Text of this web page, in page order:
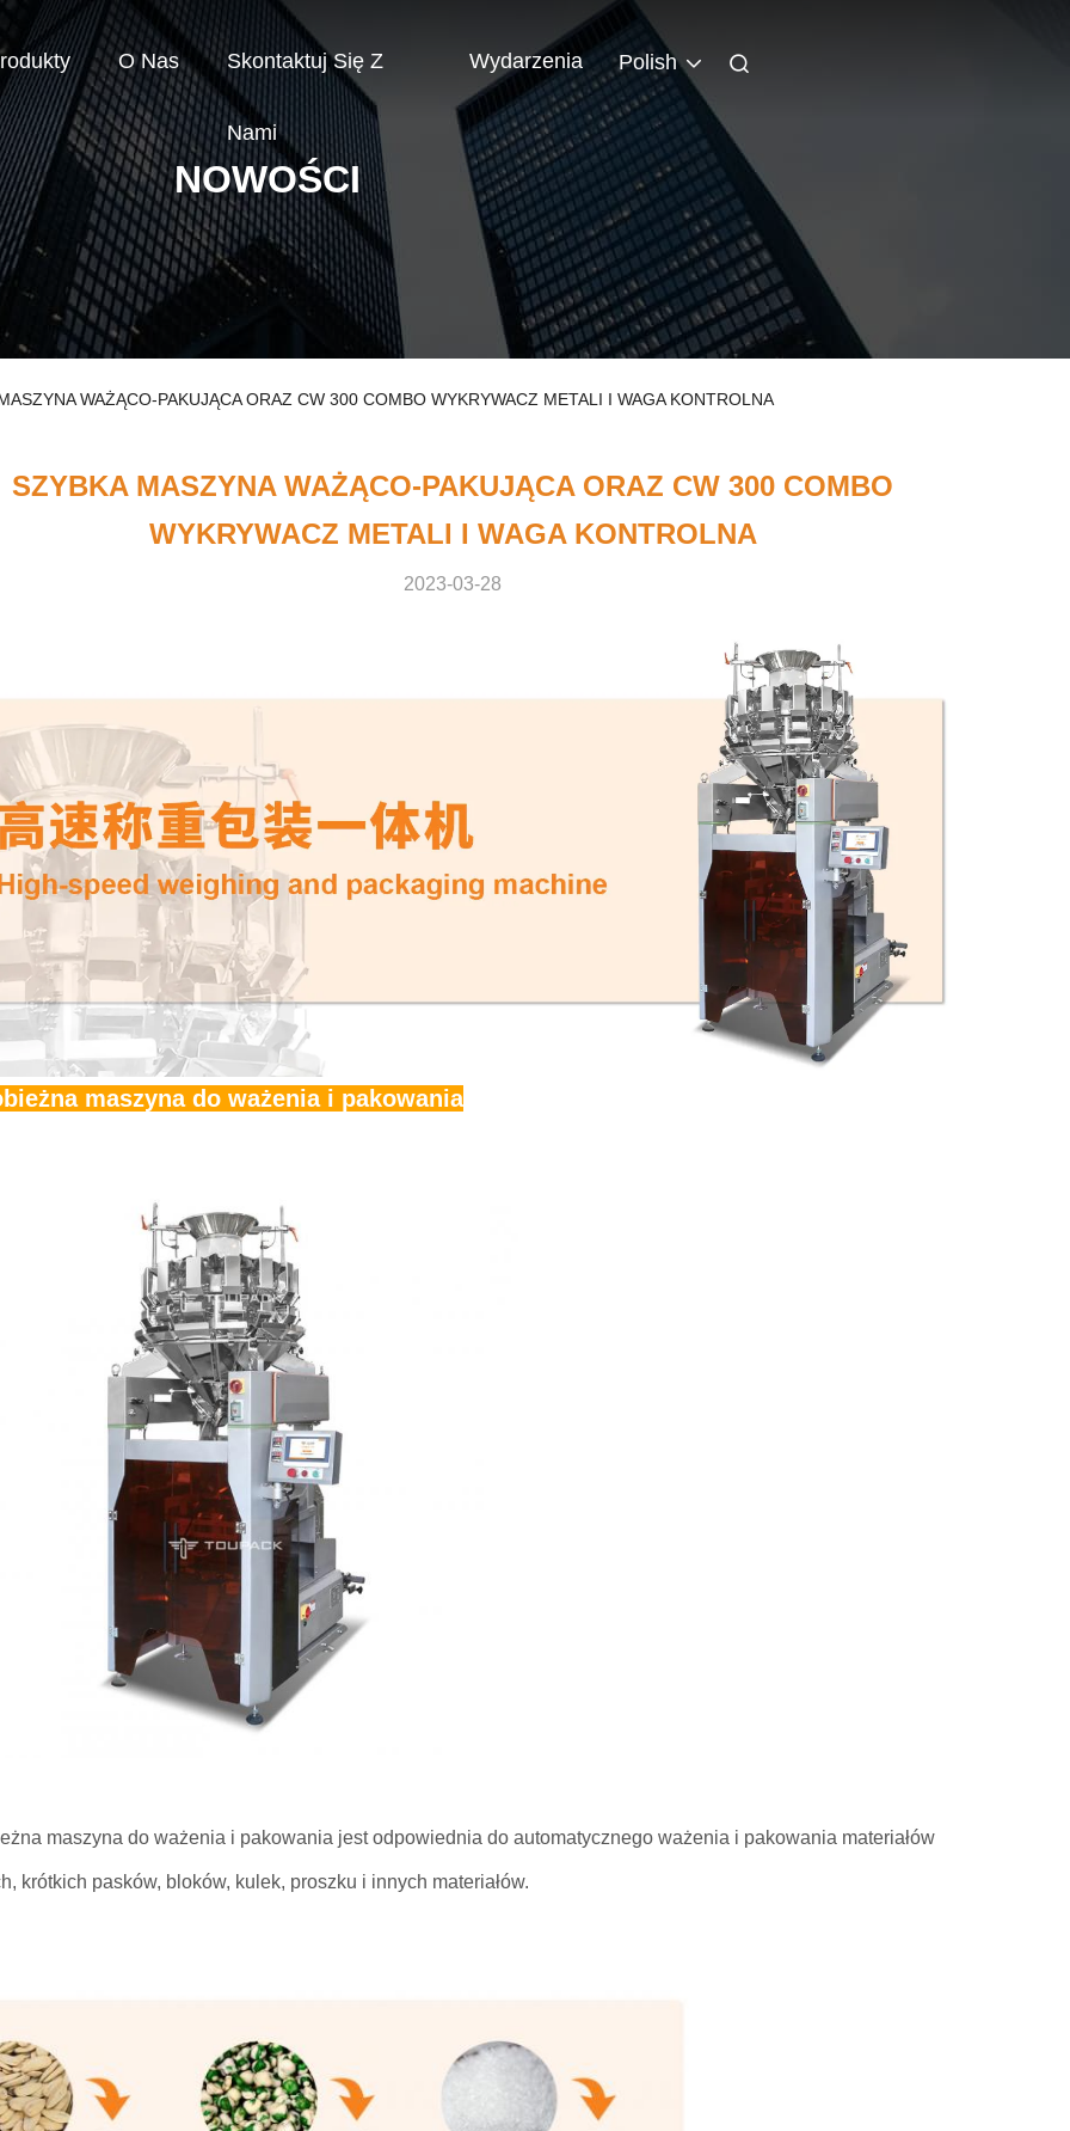
O Nas Skontaktuj Się Z
Nami
Wydarzenia Polish
NOWOŚCI
WAŻĄCO-PAKUJĄCA ORAZ CW 300 COMBO WYKRYWACZ METALI I WAGA KONTROLNA
SZYBKA MASZYNA WAŻĄCO-PAKUJĄCA ORAZ CW 300 COMBO
WYKRYWACZ METALI I WAGA KONTROLNA
2023-03-28
maszyna do ważenia i pakowania
maszyna do ważenia i pakowania jest odpowiednia do automatycznego ważenia i pakowania materiałów
krótkich pasków, bloków, kulek, proszku i innych materiałów.